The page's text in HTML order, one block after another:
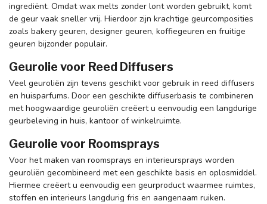
ingrediënt. Omdat wax melts zonder lont worden gebruikt, komt
de geur vaak sneller vrij. Hierdoor zijn krachtige geurcomposities
zoals bakery geuren, designer geuren, koffiegeuren en fruitige
geuren bijzonder populair.
Geurolie voor Reed Diffusers
Veel geuroliën zijn tevens geschikt voor gebruik in reed diffusers
en huisparfums. Door een geschikte diffuserbasis te combineren
met hoogwaardige geuroliën creëert u eenvoudig een langdurige
geurbeleving in huis, kantoor of winkelruimte.
Geurolie voor Roomsprays
Voor het maken van roomsprays en interieursprays worden
geuroliën gecombineerd met een geschikte basis en oplosmiddel.
Hiermee creëert u eenvoudig een geurproduct waarmee ruimtes,
stoffen en interieurs langdurig fris en aangenaam ruiken.